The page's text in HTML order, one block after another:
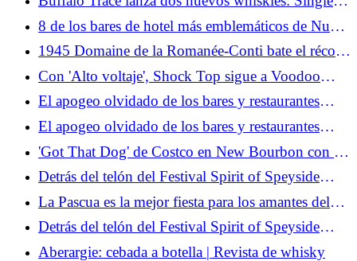
de Napa
Oak Rye Bourbon y Low Entry Proof Wheated
Bourbon
8 de los bares de hotel más emblemáticos de Nueva
York
1945 Domaine de la Romanée-Conti bate el récord
de la botella de vino más cara vendida en una
subasta
Con 'Alto voltaje', Shock Top sigue a Voodoo
Ranger en la escalera ABV
El apogeo olvidado de los bares y restaurantes
propiedad de deportistas
El apogeo olvidado de los bares y restaurantes
propiedad de deportistas
'Got That Dog' de Costco en New Bourbon con el
icónico Hot Dog de $ 1,50 en la etiqueta
Detrás del telón del Festival Spirit of Speyside
2026
La Pascua es la mejor fiesta para los amantes del
vino: esto es lo que debería beber
Detrás del telón del Festival Spirit of Speyside
2026
Aberargie: cebada a botella | Revista de whisky